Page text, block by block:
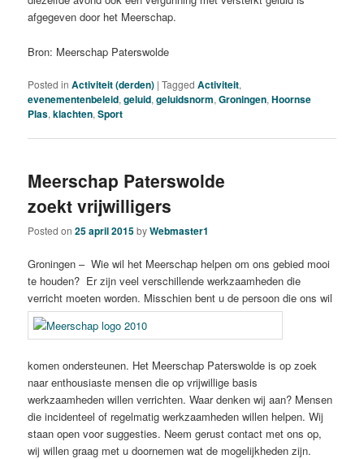
afgegeven door het Meerschap.
Bron: Meerschap Paterswolde
Posted in Activiteit (derden) |Tagged Activiteit,
evenementenbeleid,geluid,geluidsnorm,Groningen,Hoornse
Plas,klachten,Sport
Meerschap Paterswolde
zoekt vrijwilligers
Posted on25 april 2015byWebmaster1
Groningen – Wie wil het Meerschap helpen om ons gebied mooi
te houden? Er zijn veel verschillende werkzaamheden die
verricht moeten worden. Misschien bent u de persoon die ons wil
komen ondersteunen. Het Meerschap Paterswolde is op zoek
naar enthousiaste mensen die op vrijwillige basis
werkzaamheden willen verrichten. Waar denken wij aan? Mensen
die incidenteel of regelmatig werkzaamheden willen helpen. Wij
staan open voor suggesties. Neem gerust contact met ons op,
wij willen graag met u doornemen wat de mogelijkheden zijn.